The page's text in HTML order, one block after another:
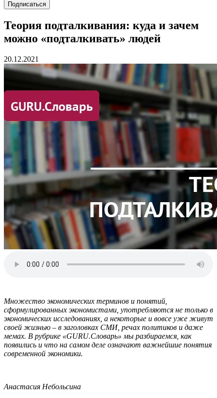
Подписаться
Теория подталкивания: куда и зачем
можно «подталкивать» людей
20.12.2021
Множество экономических терминов и понятий,
сформулированных экономистами, употребляются не только в
экономических исследованиях, а некоторые и вовсе уже живут
своей жизнью – в заголовках СМИ, речах политиков и даже
мемах. В рубрике «GURU.Словарь» мы разбираемся, как
появились и что на самом деле означают важнейшие понятия
современной экономики.
Анастасия Небольсина